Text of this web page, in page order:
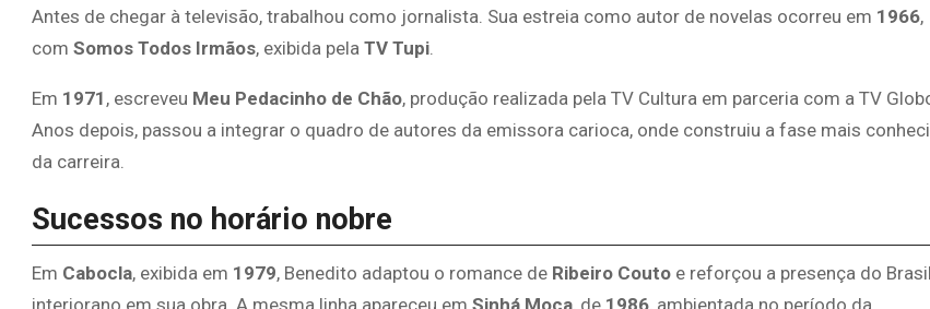
Antes de chegar à televisão, trabalhou como jornalista. Sua estreia como autor de novelas ocorreu em 1966,
com Somos Todos Irmãos, exibida pela TV Tupi
Em 1971 , escreveu Meu Pedacinho de Chão, produção realizada pela TV Cultura em parceria com a TV
Anos depois, passou a integrar o quadro de autores da emissora carioca, onde construiu a fase mais
da carreira.
Sucessos no horário nobre
Em Cabocla, exibida em 1979, Benedito adaptou o romance de Ribeiro Couto e reforçou a presença do Brasil
interiorano em sua obra. A mesma linha apareceu em Sinhá Moça, de 1986, ambientada no período da